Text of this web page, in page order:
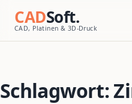
CADSoft.
CAD, Platinen & 3D-Druck
Schlagwort: